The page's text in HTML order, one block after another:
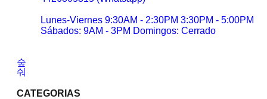
Lunes-Viernes 9:30AM - 2:30PM 3:30PM - 5:00PM
Sábados: 9AM - 3PM Domingos: Cerrado
CATEGORIAS